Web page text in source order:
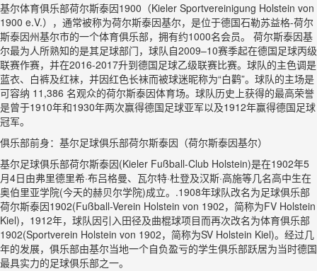
基尔体育俱乐部荷尔斯泰因1900（Kieler Sportvereinigung Holstein von
1900 e.V.），通常被称为荷尔斯泰因基尔，是位于德国石勒苏益格-荷尔
斯泰因州基尔市的一个体育俱乐部，拥有约1000名会员。 荷尔斯泰因基
尔最为人所熟知的是其足球部门，球队自2009–10赛季起在德国足球丙级
联赛作赛，并在2016-2017升到德国足球乙级联赛比赛。球队的主色调是
蓝衣、白裤及红袜，并因红色长袜而被球迷昵称为“白鹳”。球队的主场是
可容纳 11,386 名观众的荷尔斯泰因体育场。球队历史上获得的最高荣誉
是曾于1910年和1930年两次赢得德国足球亚军以及1912年赢得德国足球
冠军。
俱乐部前身：基尔足球俱乐部荷尔斯泰因（荷尔斯泰因基尔）
基尔足球俱乐部荷尔斯泰因(Kieler Fußball-Club Holstein)是在1902年5
月4日由弗里德里希·布吕格曼、瓦尔特·杜登及汉斯·高施等几名高中生在
奥伯里亚学院(今天的赫贝尔学院)成立。.1908年球队改名为足球俱乐部
荷尔斯泰因1902(Fußball-Verein Holstein von 1902，简称为FV Holstein
Kiel)，1912年，球队因引入田径及曲棍球项目而再次改名为体育俱乐部
1902(Sportverein Holstein von 1902，简称为SV Holstein Kiel)。经过几
年的发展，俱乐部由基尔当地一个自负盈亏的学生俱乐部跃居为当时德国
最具实力的足球俱乐部之一。